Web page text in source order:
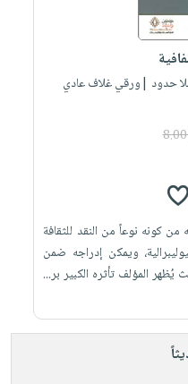
حدود |ورقي غلاف عادي
كونه نوعاً من النقد للثقافة
‏ويمكن إدراجه ضمن
المؤلف تأثره الكبير بر...